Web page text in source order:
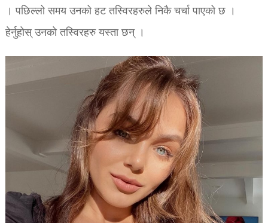
। पछिल्लो समय उनको हट तस्विरहरुले निकै चर्चा पाएको छ ।
हेर्नुहोस् उनको तस्विरहरु यस्ता छन् ।